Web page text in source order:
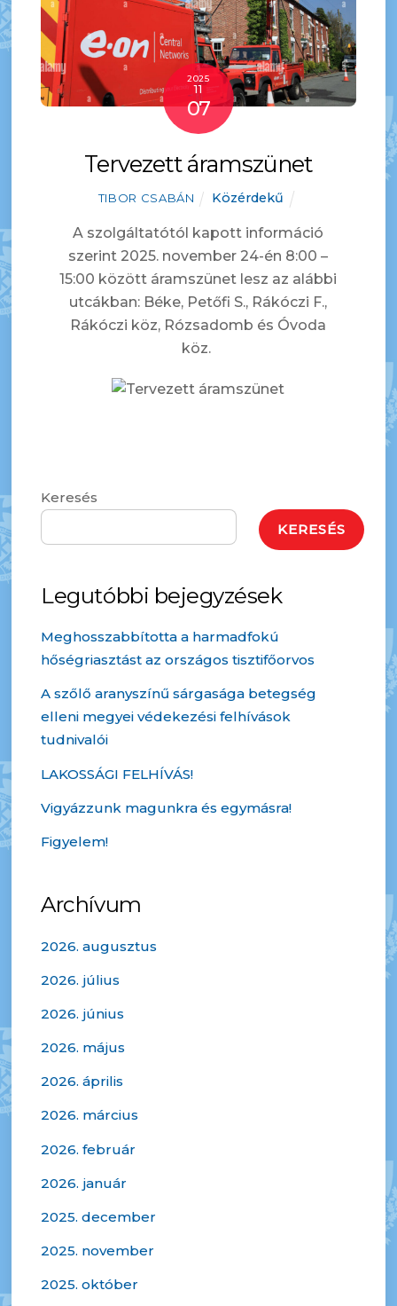
2025
11
07
Tervezett áramszünet
TIBOR CSABÁN Közérdekű
A szolgáltatótól kapott információ
szerint 2025. november 24-én 8:00 –
15:00 között áramszünet lesz az alábbi
utcákban: Béke, Petőfi S., Rákóczi F.,
Rákóczi köz, Rózsadomb és Óvoda
köz.
Keresés
KERESÉS
Legutóbbi bejegyzések
Meghosszabbította a harmadfokú
hőségriasztást az országos tisztifőorvos
A szőlő aranyszínű sárgasága betegség
elleni megyei védekezési felhívások
tudnivalói
LAKOSSÁGI FELHÍVÁS!
Vigyázzunk magunkra és egymásra!
Figyelem!
Archívum
2026. augusztus
2026. július
2026. június
2026. május
2026. április
2026. március
2026. február
2026. január
2025. december
2025. november
2025. október